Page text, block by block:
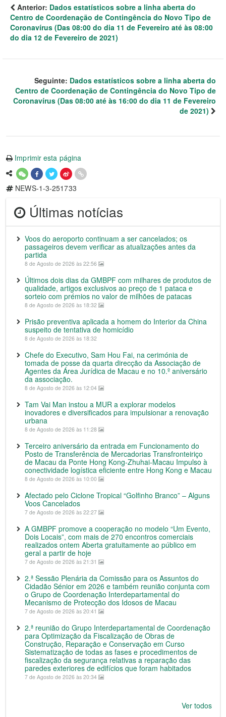
Anterior: Dados estatísticos sobre a linha aberta do
Centro de Coordenação de Contingência do Novo Tipo de
Coronavírus (Das 08:00 do dia 11 de Fevereiro até às 08:00
do dia 12 de Fevereiro de 2021)
Seguinte: Dados estatísticos sobre a linha aberta do
Centro de Coordenação de Contingência do Novo Tipo de
Coronavírus (Das 08:00 até às 16:00 do dia 11 de Fevereiro
de 2021)
Imprimir esta página
NEWS-1-3-251733
Últimas notícias
Voos do aeroporto continuam a ser cancelados; os
passageiros devem verificar as atualizações antes da
partida
8 de Agosto de 2026 às 22:56
Últimos dois dias da GMBPF com milhares de produtos de
qualidade, artigos exclusivos ao preço de 1 pataca e
sorteio com prémios no valor de milhões de patacas
8 de Agosto de 2026 às 18:32
Prisão preventiva aplicada a homem do Interior da China
suspeito de tentativa de homicídio
8 de Agosto de 2026 às 18:32
Chefe do Executivo, Sam Hou Fai, na cerimónia de
tomada de posse da quarta direcção da Associação de
Agentes da Área Jurídica de Macau e no 10.º aniversário
da associação.
8 de Agosto de 2026 às 12:04
Tam Vai Man instou a MUR a explorar modelos
inovadores e diversificados para impulsionar a renovação
urbana
8 de Agosto de 2026 às 11:28
Terceiro aniversário da entrada em Funcionamento do
Posto de Transferência de Mercadorias Transfronteiriço
de Macau da Ponte Hong Kong-Zhuhai-Macau Impulso à
conectividade logística eficiente entre Hong Kong e Macau
8 de Agosto de 2026 às 10:00
Afectado pelo Ciclone Tropical “Golfinho Branco” – Alguns
Voos Cancelados
7 de Agosto de 2026 às 22:27
A GMBPF promove a cooperação no modelo “Um Evento,
Dois Locais”, com mais de 270 encontros comerciais
realizados ontem Aberta gratuitamente ao público em
geral a partir de hoje
7 de Agosto de 2026 às 21:31
2.ª Sessão Plenária da Comissão para os Assuntos do
Cidadão Sénior em 2026 e também reunião conjunta com
o Grupo de Coordenação Interdepartamental do
Mecanismo de Protecção dos Idosos de Macau
7 de Agosto de 2026 às 20:41
2.ª reunião do Grupo Interdepartamental de Coordenação
para Optimização da Fiscalização de Obras de
Construção, Reparação e Conservação em Curso
Sistematização de todas as fases e procedimentos de
fiscalização da segurança relativas a reparação das
paredes exteriores de edifícios que foram habitados
7 de Agosto de 2026 às 20:34
Ver todos